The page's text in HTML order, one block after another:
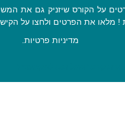
על הקורס שיזניק גם את
מדיניות פרטיות.